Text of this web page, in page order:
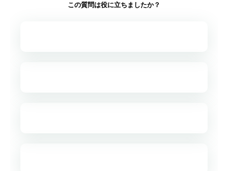
この質問は役に立ちましたか？